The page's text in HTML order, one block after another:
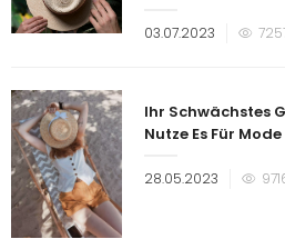
Veröffentlicht
03.07.2023
Ihr Schwächstes
Nutze Es Für Mode
Veröffentlicht
28.05.2023